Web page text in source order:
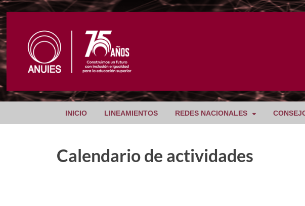
INICIO LINEAMIENTOS REDES NACIONALES
Calendario de actividades